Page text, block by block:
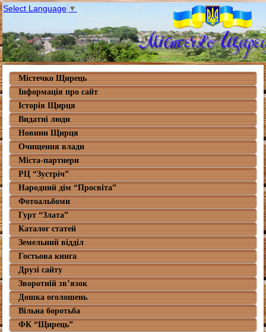
Select Language ▼
Містечко Щирець
Інформація про сайт
Історія Щирця
Видатні люди
Новини Щирця
Очищення влади
Міста-партнери
РЦ “Зустріч”
Народний дім “Просвіта”
Фотоальбоми
Гурт “Злата”
Каталог статей
Земельний відділ
Гостьова книга
Друзі сайту
Зворотній зв’язок
Дошка оголошень
Вільна боротьба
ФК “Щирець”